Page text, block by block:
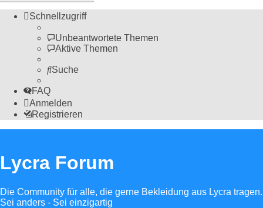
Schnellzugriff
Unbeantwortete Themen
Aktive Themen
Suche
FAQ
Anmelden
Registrieren
Lycra Forum
Die Community für alle, die gerne Bekleidung aus Lycra tragen.
Sei anders - Sei einzigartig